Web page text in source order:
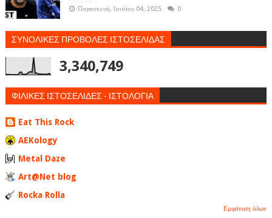
Παρασκευή, Ιουλίου 04, 2025 0
ΣΥΝΟΛΙΚΕΣ ΠΡΟΒΟΛΕΣ ΙΣΤΟΣΕΛΙΔΑΣ
3,340,749
ΦΙΛΙΚΕΣ ΙΣΤΟΣΕΛΙΔΕΣ - ΙΣΤΟΛΟΓΙΑ
Eat This Rock
AEKology
Metal Daze
Art@Net blog
Rocka Rolla
Εμφάνιση όλων